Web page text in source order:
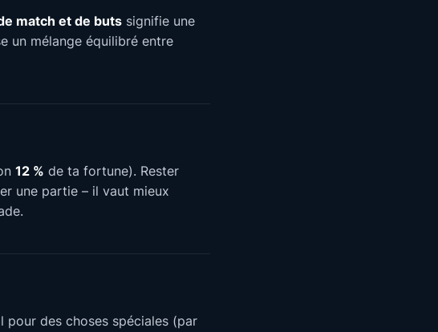
match et de buts signifie une
un mélange équilibré entre
12 % de ta fortune). Rester
une partie – il vaut mieux
pour des choses spéciales (par